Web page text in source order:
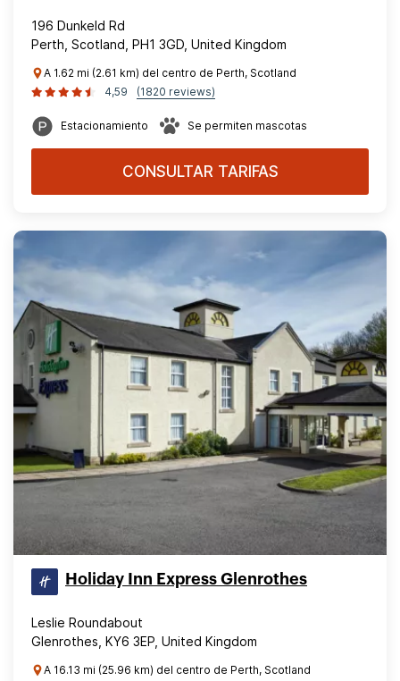
196 Dunkeld Rd
Perth, Scotland, PH1 3GD, United Kingdom
A 1.62 mi (2.61 km) del centro de Perth, Scotland
4,59
(1820 reviews)
Estacionamiento Se permiten mascotas
CONSULTAR TARIFAS
Holiday Inn Express Glenrothes
Leslie Roundabout
Glenrothes, KY6 3EP, United Kingdom
A 16.13 mi (25.96 km) del centro de Perth, Scotland